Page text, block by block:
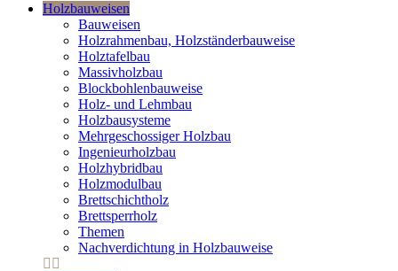
Holzbauweisen
Bauweisen
Holzrahmenbau, Holzständerbauweise
Holztafelbau
Massivholzbau
Blockbohlenbauweise
Holz- und Lehmbau
Holzbausysteme
Mehrgeschossiger Holzbau
Ingenieurholzbau
Holzhybridbau
Holzmodulbau
Brettschichtholz
Brettsperrholz
Themen
Nachverdichtung in Holzbauweise